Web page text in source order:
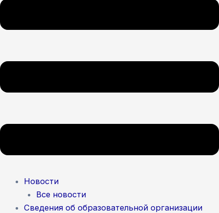
Новости
Все новости
Сведения об образовательной организации